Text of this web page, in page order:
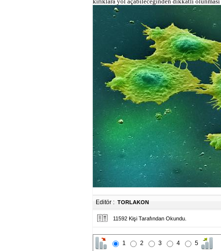
Editör : TORLAKON
11592 Kişi Tarafından Okundu.
1 2 3 4 5